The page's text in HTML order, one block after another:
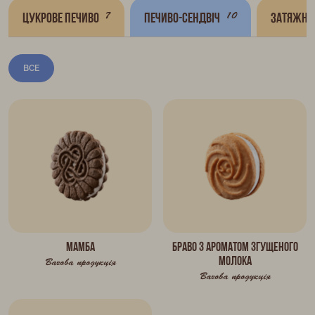
Цукрове печиво 7 Печиво-сендвіч 10 Затяжне
ВСЕ
Мамба
Вагова продукція
Браво з ароматом згущеного
молока
Вагова продукція